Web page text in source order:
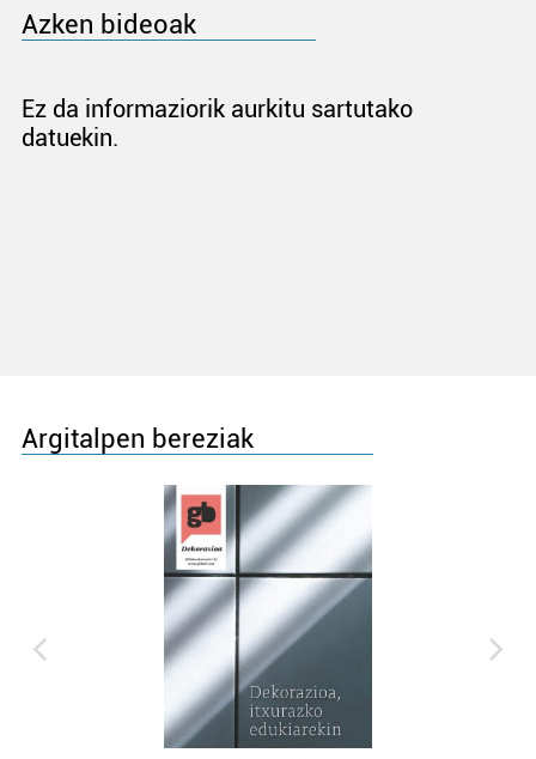
Azken bideoak
Ez da informaziorik aurkitu sartutako
datuekin.
Argitalpen bereziak